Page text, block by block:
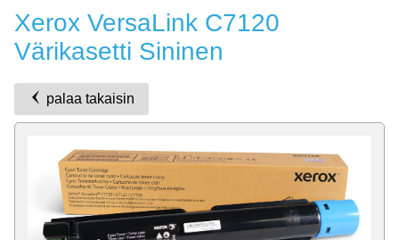
Xerox VersaLink C7120
Värikasetti Sininen
palaa takaisin